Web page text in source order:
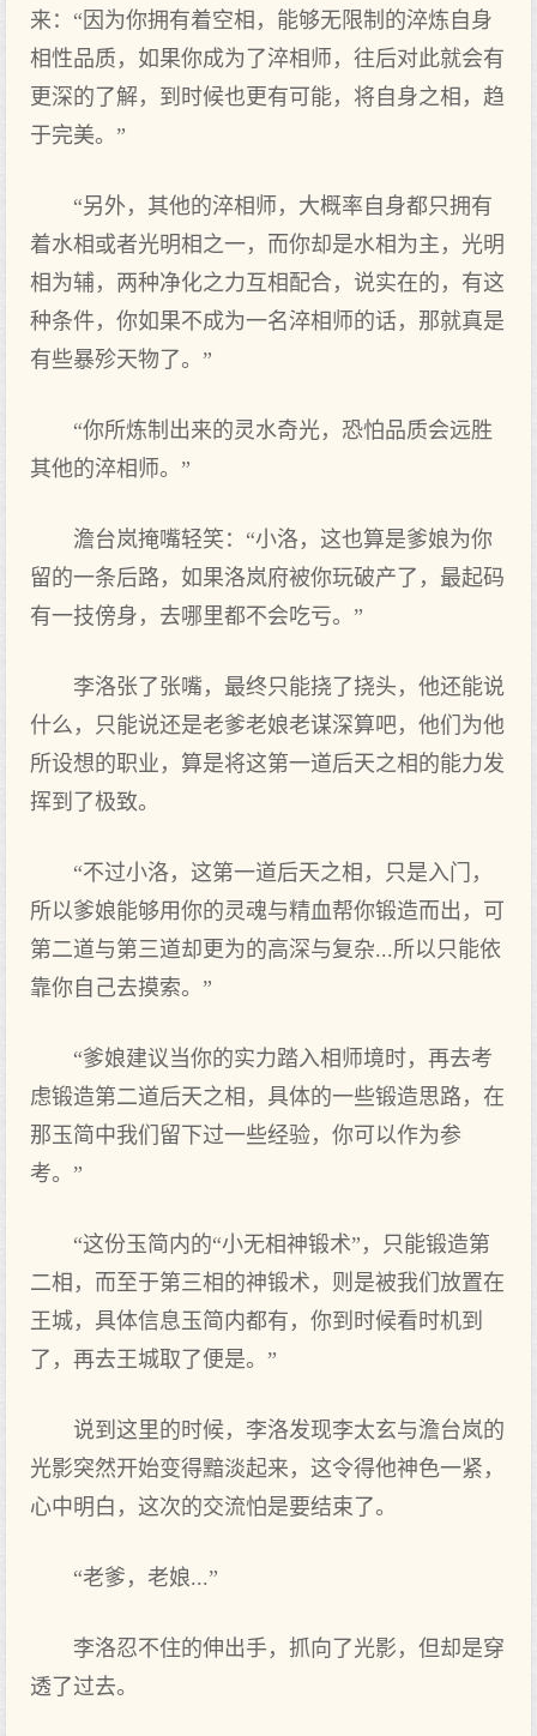
来：“因为你拥有着空相，能够无限制的淬炼自身
相性品质，如果你成为了淬相师，往后对此就会有
更深的了解，到时候也更有可能，将自身之相，趋
于完美。”
“另外，其他的淬相师，大概率自身都只拥有
着水相或者光明相之一，而你却是水相为主，光明
相为辅，两种净化之力互相配合，说实在的，有这
种条件，你如果不成为一名淬相师的话，那就真是
有些暴殄天物了。”
“你所炼制出来的灵水奇光，恐怕品质会远胜
其他的淬相师。”
澹台岚掩嘴轻笑：“小洛，这也算是爹娘为你
留的一条后路，如果洛岚府被你玩破产了，最起码
有一技傍身，去哪里都不会吃亏。”
李洛张了张嘴，最终只能挠了挠头，他还能说
什么，只能说还是老爹老娘老谋深算吧，他们为他
所设想的职业，算是将这第一道后天之相的能力发
挥到了极致。
“不过小洛，这第一道后天之相，只是入门，
所以爹娘能够用你的灵魂与精血帮你锻造而出，可
第二道与第三道却更为的高深与复杂...所以只能依
靠你自己去摸索。”
“爹娘建议当你的实力踏入相师境时，再去考
虑锻造第二道后天之相，具体的一些锻造思路，在
那玉简中我们留下过一些经验，你可以作为参
考。”
“这份玉简内的“小无相神锻术”，只能锻造第
二相，而至于第三相的神锻术，则是被我们放置在
王城，具体信息玉简内都有，你到时候看时机到
了，再去王城取了便是。”
说到这里的时候，李洛发现李太玄与澹台岚的
光影突然开始变得黯淡起来，这令得他神色一紧，
心中明白，这次的交流怕是要结束了。
“老爹，老娘...”
李洛忍不住的伸出手，抓向了光影，但却是穿
透了过去。